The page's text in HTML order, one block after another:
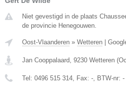
Niet gevestigd in de plaats
de provincie Henegouwen.
Oost-Vlaanderen » Wetteren
Jan Cooppalaard, 9230 Wetteren (
Tel: 0496 515 314, Fax: -, BTW-nr: -